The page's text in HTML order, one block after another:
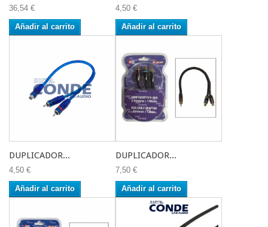
36,54 €
Añadir al carrito
4,50 €
Añadir al carrito
DUPLICADOR...
4,50 €
Añadir al carrito
DUPLICADOR...
7,50 €
Añadir al carrito